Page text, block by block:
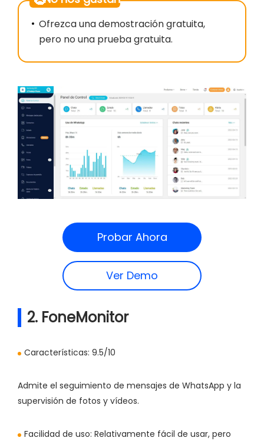
Ofrezca una demostración gratuita,
pero no una prueba gratuita.
Probar Ahora
Ver Demo
2. FoneMonitor
Características: 9.5/10
Admite el seguimiento de mensajes de WhatsApp y la
supervisión de fotos y vídeos.
Facilidad de uso: Relativamente fácil de usar, pero